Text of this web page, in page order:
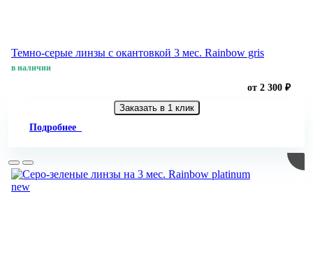
Темно-серые линзы с окантовкой 3 мес. Rainbow gris
в наличии
от 2 300 ₽
Заказать в 1 клик
Подробнее
new